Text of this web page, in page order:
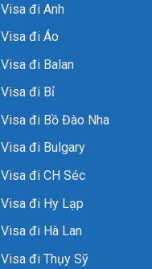
Visa đi Anh
Visa đi Áo
Visa đi Balan
Visa đi Bỉ
Visa đi Bồ Đào Nha
Visa đi Bulgary
Visa đi CH Séc
Visa đi Hy Lạp
Visa đi Hà Lan
Visa đi Thụy Sỹ